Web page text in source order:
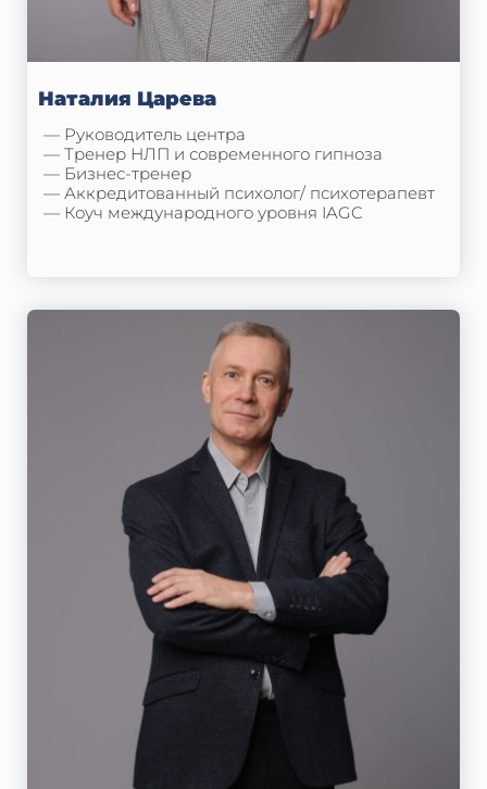
Наталия Царева
— Руководитель центра
— Тренер НЛП и современного гипноза
— Бизнес-тренер
— Аккредитованный психолог/ психотерапевт
— Коуч международного уровня IAGC